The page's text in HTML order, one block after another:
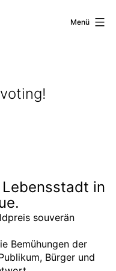
Menü
in
souverän
Bemühungen der
Bürger und